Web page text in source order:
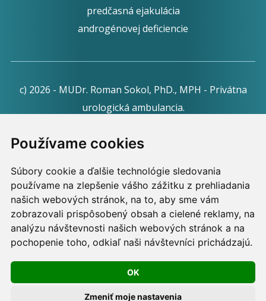
Používame cookies
Súbory cookie a ďalšie technológie sledovania
používame na zlepšenie vášho zážitku z prehliadania
našich webových stránok, na to, aby sme vám
zobrazovali prispôsobený obsah a cielené reklamy, na
analýzu návštevnosti našich webových stránok a na
pochopenie toho, odkiaľ naši návštevníci prichádzajú.
OK
Zmeniť moje nastavenia
predčasná ejakulácia
androgénovej deficiencie
c) 2026 - MUDr. Roman Sokol, PhD., MPH - Privátna
urologická ambulancia.
podmienkach prevádzkovateľa.
Používame cookies -nastavenie cookies.
Skopírovaním textu alebo časti textu z akejkoľvek
stránky tohto webu a jeho umiestnením na iný web
porušíte práva MUDr. Romana Sokola, PhD., MPH, ako
aj práva ďalších osôb zúčastnených na tvorbe obsahu
pre tento web.